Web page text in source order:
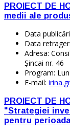
PROIECT DE
medii ale
Data
Data
Adresa:
Şincai nr. 46
Program:
E-mail:
PROIECT DE
"Strategiei
pentru